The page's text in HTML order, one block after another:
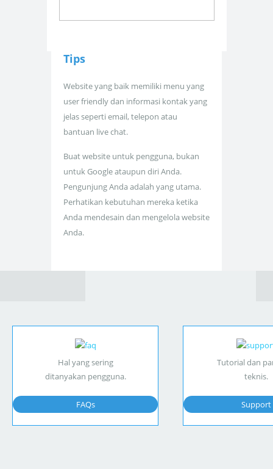
Tips
Website yang baik memiliki menu yang
user friendly dan informasi kontak yang
jelas seperti email, telepon atau
bantuan live chat.
Buat website untuk pengguna, bukan
untuk Google ataupun diri Anda.
Pengunjung Anda adalah yang utama.
Perhatikan kebutuhan mereka ketika
Anda mendesain dan mengelola website
Anda.
Hal yang sering
ditanyakan pengguna.
FAQs
Tutorial dan
teknis.
Support